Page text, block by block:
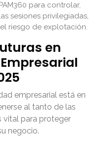
para controlar,
sesiones privilegiadas,
riesgo de explotación.
en
empresarial está en
al tanto de las
vital para proteger
negocio.